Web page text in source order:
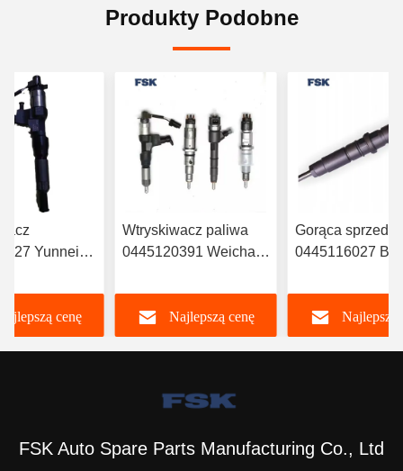
Produkty Podobne
Yunnei
kolei
cenę
Wtryskiwacz paliwa
0445120391 Weichai
612630090055 Trwały
FSKG
Najlepszą cenę
Gorąca sprzedaż
0445116027
6420701287 Do
Mercedesa
A6420701287
Najlepszą
FSK Auto Spare Parts Manufacturing Co., Ltd